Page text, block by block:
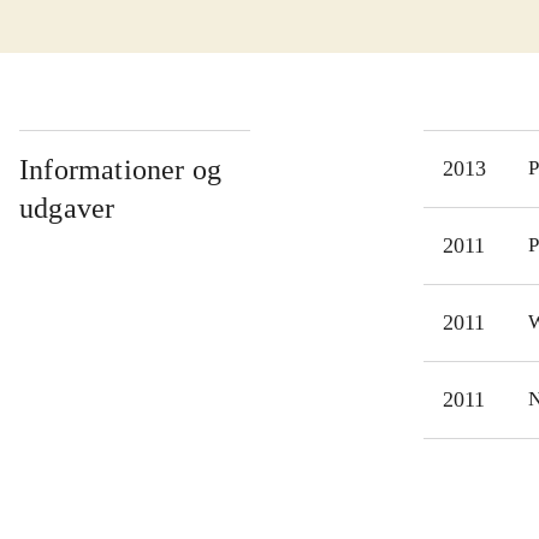
Alt
Informationer og
udgaver
2013
2011
2011
2011